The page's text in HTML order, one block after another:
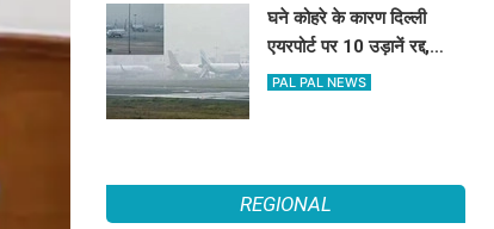
घने कोहरे के कारण दिल्ली
एयरपोर्ट पर 10 उड़ानें रद्द,
270 से अधिक में देरी
PAL PAL NEWS
REGIONAL